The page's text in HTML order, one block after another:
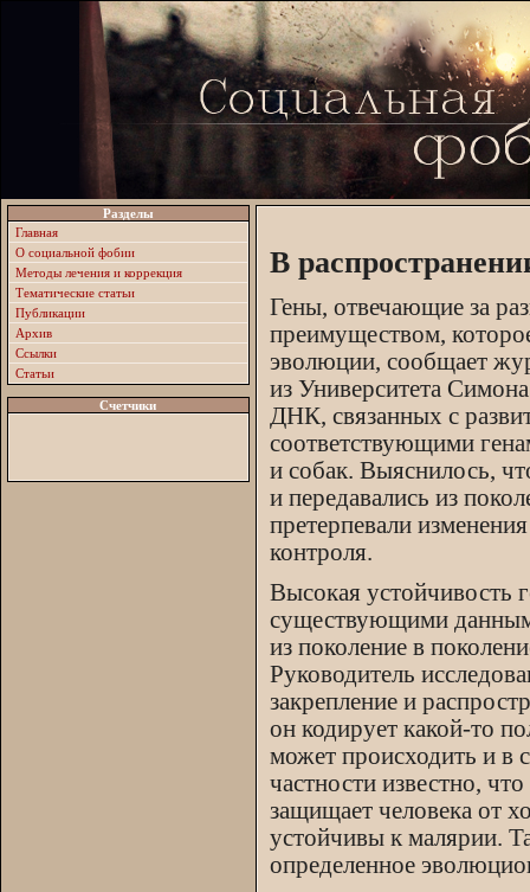
Разделы
Главная
О социальной фобии
Методы лечения и коррекция
Тематические статьи
Публикации
Архив
Ссылки
Статьи
Счетчики
В
Гены, отвечающие за
преимуществом,
эволюции, сообщает
из Университета
ДНК, связанных с
соответствующими
и собак. Выяснилось,
и передавались из
претерпевали
контроля.
Высокая устойчивость
существующими
из поколение в
Руководитель
закрепление и
он кодирует какой-то
может происходить и в
частности известно,
защищает человека от
устойчивы к малярии.
определенное